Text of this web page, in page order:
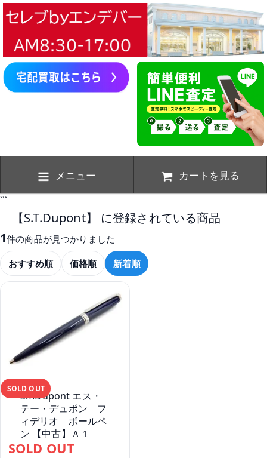
メニュー カートを見る
```
【S.T.Dupont】 に登録されている商品
1件の商品が見つかりました
おすすめ順 価格順 新着順
SOLD OUT
S.T.Dupont エス・
テー・デュポン フ
ィデリオ ボールペ
ン 【中古】Ａ１
SOLD OUT